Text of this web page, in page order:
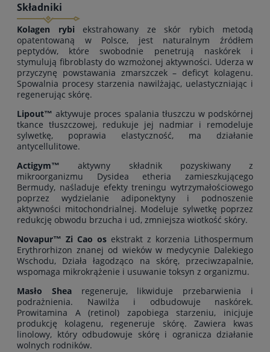
Składniki
Kolagen rybi ekstrahowany ze skór rybich metodą
opatentowaną w Polsce, jest naturalnym źródłem
peptydów, które swobodnie penetrują naskórek i
stymulują fibroblasty do wzmożonej aktywności. Uderza w
przyczynę powstawania zmarszczek – deficyt kolagenu.
Spowalnia procesy starzenia nawilżając, uelastyczniając i
regenerując skórę.
Lipout™ aktywuje proces spalania tłuszczu w podskórnej
tkance tłuszczowej, redukuje jej nadmiar i remodeluje
sylwetkę, poprawia elastyczność, ma działanie
antycellulitowe.
Actigym™ aktywny składnik pozyskiwany z
mikroorganizmu Dysidea etheria zamieszkującego
Bermudy, naśladuje efekty treningu wytrzymałościowego
poprzez wydzielanie adiponektyny i podnoszenie
aktywności mitochondrialnej. Modeluje sylwetkę poprzez
redukcję obwodu brzucha i ud, zmniejsza wiotkość skóry.
Novapur™ Zi Cao os ekstrakt z korzenia Lithospermum
Erythrorhizon znanej od wieków w medycynie Dalekiego
Wschodu, Działa łagodząco na skórę, przeciwzapalnie,
wspomaga mikrokrążenie i usuwanie toksyn z organizmu.
Masło Shearegeneruje, likwiduje przebarwienia i
podrażnienia. Nawilża i odbudowuje naskórek.
Prowitamina A (retinol) zapobiega starzeniu, inicjuje
produkcję kolagenu, regeneruje skórę. Zawiera kwas
linolowy, który odbudowuje skórę i ogranicza działanie
wolnych rodników.